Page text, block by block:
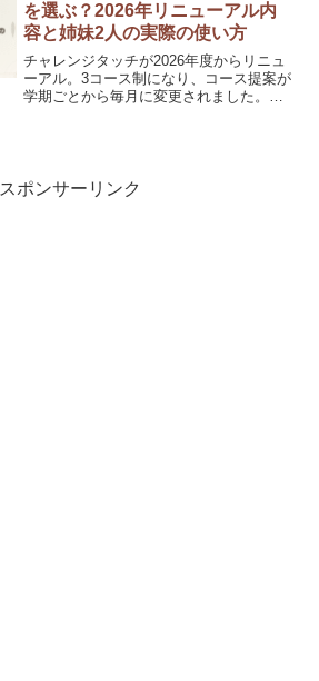
を選ぶ？2026年リニューアル内
容と姉妹2人の実際の使い方
チャレンジタッチが2026年度からリニュ
ーアル。3コース制になり、コース提案が
学期ごとから毎月に変更されました。姉
スポンサーリンク